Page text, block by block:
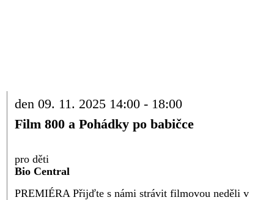
den 09. 11. 2025 14:00 - 18:00
Film 800 a Pohádky po babičce
pro děti
Bio Central
PREMIÉRA Přijďte s námi strávit filmovou neděli v